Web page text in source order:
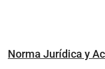
Norma Jurídica y